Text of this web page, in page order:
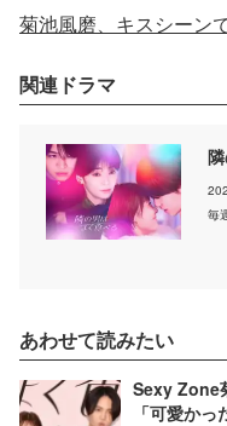
関連ドラマ
毎
あわせて読みたい
Sexy Zone
「可愛か